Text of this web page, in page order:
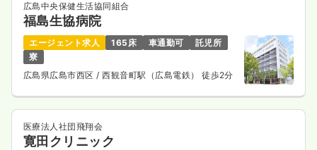
広島中央保健生活協同組合
福島生協病院
エージェント求人 165床 車通勤可
託児所
寮
広島県広島市西区/ 西観音町駅（広島電鉄） 徒歩2分
医療法人社団飛翔会
寛田クリニック